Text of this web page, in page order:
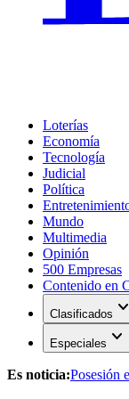
Loterías
Economía
Tecnología
Judicial
Política
Mundo
Multimedia
Opinión
500 Empresas
Contenido en
Clasificados expand_more
Especiales expand_more
Es noticia:Posesión